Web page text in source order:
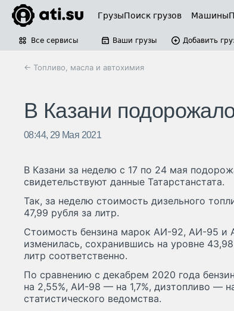
ГрузыПоиск грузов Машины
Все сервисы Ваши грузы Добавить
← Топливо, масла и автохимия
В Казани
08:44, 29 Мая 2021
В Казани за неделю с 17 по 24 мая
свидетельствуют данные Татарстанстата.
Так, за неделю стоимость дизельного
47,99 рубля за литр.
Стоимость бензина марок АИ-92, АИ-95 и
изменилась, сохранившись на уровне
литр соответственно.
По сравнению с декабрем 2020 года
на 2,55%, АИ-98 — на 1,7%, дизтопливо —
статистического ведомства.